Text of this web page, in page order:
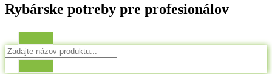
Rybárske potreby pre profesionálov